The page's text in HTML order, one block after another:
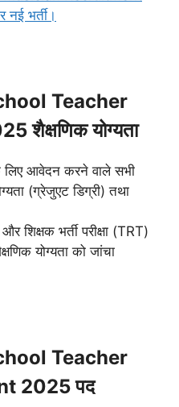
नई भर्ती।
Teacher
शैक्षणिक योग्यता
लिए आवेदन करने वाले सभी
(ग्रेजुएट डिग्री) तथा
शिक्षक भर्ती परीक्षा (TRT)
योग्यता को जांचा
Teacher
2025 पद